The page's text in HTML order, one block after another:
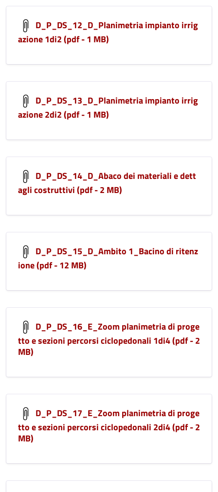
D_P_DS_12_D_Planimetria impianto irrig
azione 1di2 (pdf - 1 MB)
D_P_DS_13_D_Planimetria impianto irrig
azione 2di2 (pdf - 1 MB)
D_P_DS_14_D_Abaco dei materiali e dett
agli costruttivi (pdf - 2 MB)
D_P_DS_15_D_Ambito 1_Bacino di ritenz
ione (pdf - 12 MB)
D_P_DS_16_E_Zoom planimetria di proge
tto e sezioni percorsi ciclopedonali 1di4 (pdf - 2
MB)
D_P_DS_17_E_Zoom planimetria di proge
tto e sezioni percorsi ciclopedonali 2di4 (pdf - 2
MB)